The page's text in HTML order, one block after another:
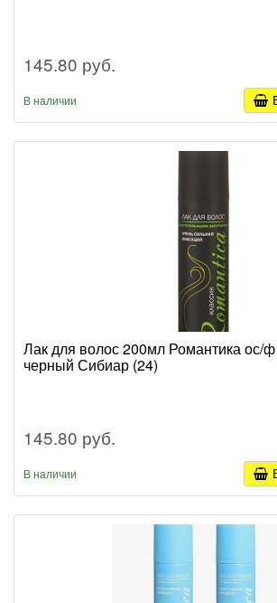
145.80 руб.
В наличии
Лак для волос 200мл Романтика ос/ф
черный Сибиар (24)
145.80 руб.
В наличии